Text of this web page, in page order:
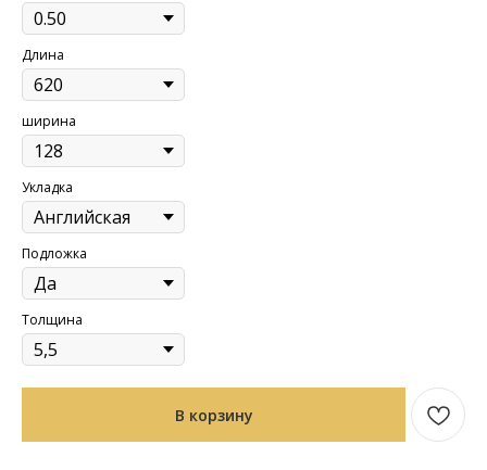
Длина
ширина
Укладка
Подложка
Толщина
В корзину